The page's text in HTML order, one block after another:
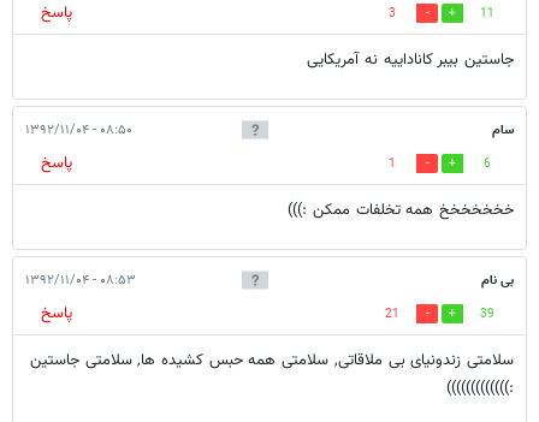
11
3
پاسخ
جاستین بیبر کاناداییه نه آمریکایی
سام ۰۸:۵۰ - ۱۳۹۲/۱۱/۰۴
6
1
پاسخ
خخخخخخخ همه تخلفات ممکن :)))
بی نام ۰۸:۵۳ - ۱۳۹۲/۱۱/۰۴
39
21
پاسخ
سلامتی زندونیای بی ملاقاتی, سلامتی همه حبس کشیده ها, سلامتی جاستین
:)))))))))))))